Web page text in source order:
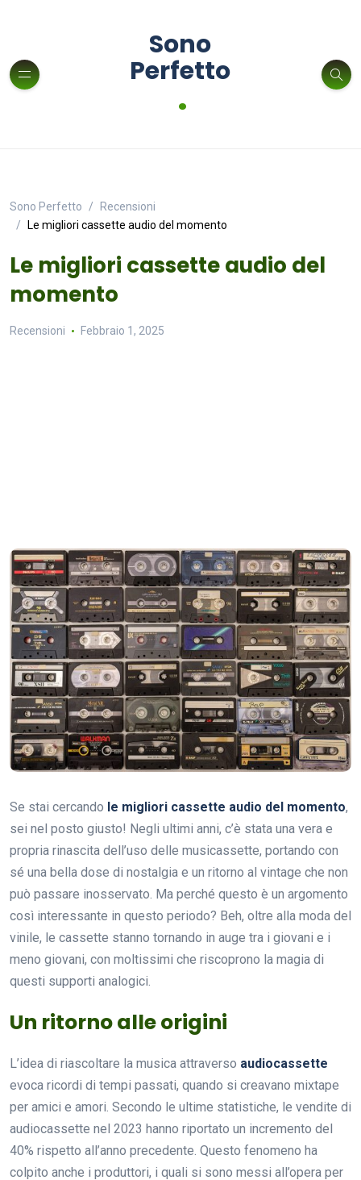
Sono
Perfetto
.
Sono Perfetto
Recensioni
Le migliori cassette audio del momento
Le migliori cassette audio del
momento
Recensioni Febbraio 1, 2025
Se stai cercando le migliori cassette audio del momento,
sei nel posto giusto! Negli ultimi anni, c’è stata una vera e
propria rinascita dell’uso delle musicassette, portando con
sé una bella dose di nostalgia e un ritorno al vintage che non
può passare inosservato. Ma perché questo è un argomento
così interessante in questo periodo? Beh, oltre alla moda del
vinile, le cassette stanno tornando in auge tra i giovani e i
meno giovani, con moltissimi che riscoprono la magia di
questi supporti analogici.
Un ritorno alle origini
L’idea di riascoltare la musica attraverso audiocassette
evoca ricordi di tempi passati, quando si creavano mixtape
per amici e amori. Secondo le ultime statistiche, le vendite di
audiocassette nel 2023 hanno riportato un incremento del
40% rispetto all’anno precedente. Questo fenomeno ha
colpito anche i produttori, i quali si sono messi all’opera per